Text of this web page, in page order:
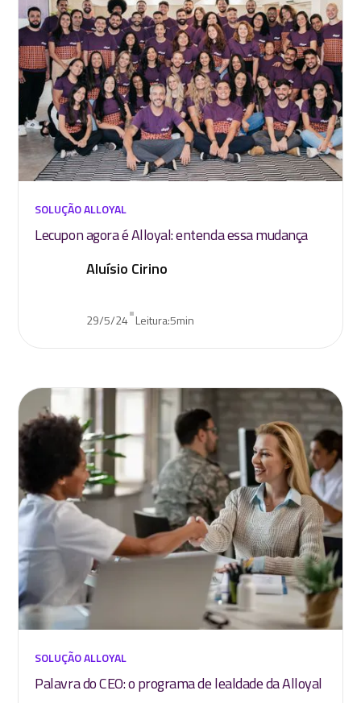
SOLUÇÃO ALLOYAL
Lecupon agora é Alloyal: entenda essa mudança
Aluísio Cirino
29/5/24•Leitura:5min
SOLUÇÃO ALLOYAL
Palavra do CEO: o programa de lealdade da Alloyal